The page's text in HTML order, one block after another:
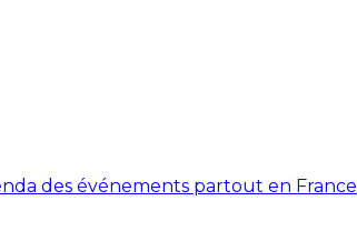
des événements partout en France